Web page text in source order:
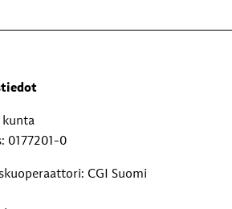
kunta
0177201-0
CGI Suomi